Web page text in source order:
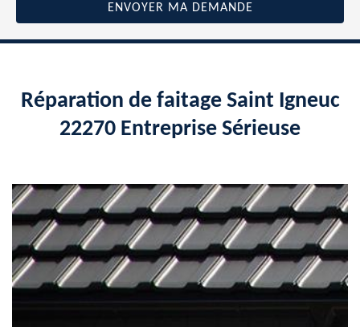
Réparation de faitage Saint Igneuc
22270 Entreprise Sérieuse